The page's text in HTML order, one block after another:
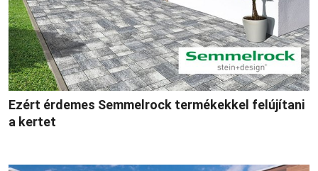
Ezért érdemes Semmelrock termékekkel felújítani
a kertet